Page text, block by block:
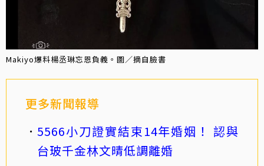
Makiyo爆料楊丞琳忘恩負義。圖／摘自臉書
更多新聞報導
5566小刀證實結束14年婚姻！ 認與
台玻千金林文晴低調離婚